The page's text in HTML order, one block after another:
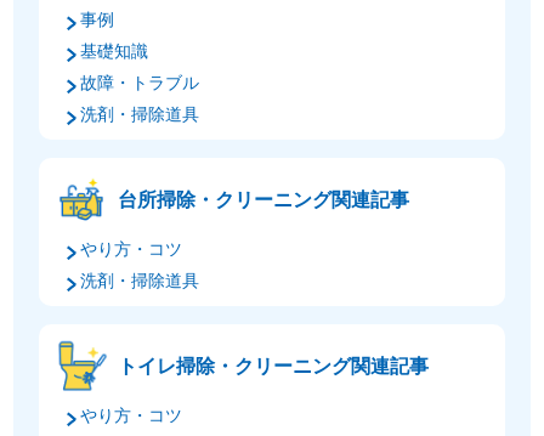
事例
基礎知識
故障・トラブル
洗剤・掃除道具
台所掃除・クリーニング関連記事
やり方・コツ
洗剤・掃除道具
トイレ掃除・クリーニング関連記事
やり方・コツ